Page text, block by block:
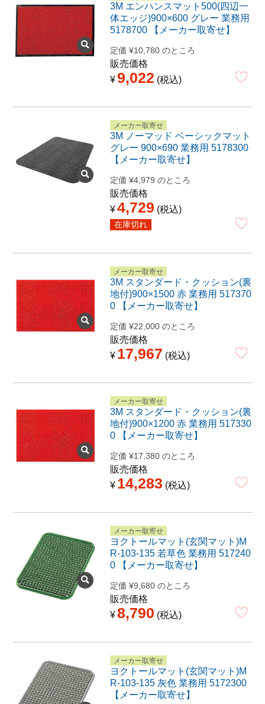
3M エンハンスマット500(四辺一
体エッジ)900×600 グレー 業務用
5178700 【メーカー取寄せ】
定価 ¥10,780 のところ
販売価格
¥9,022 税込
メーカー取寄せ
3M ノーマッド ベーシックマット
グレー 900×690 業務用 5178300
【メーカー取寄せ】
定価 ¥4,979 のところ
販売価格
¥4,729 税込
在庫切れ
メーカー取寄せ
3M スタンダード・クッション(裏
地付)900×1500 赤 業務用 517370
0 【メーカー取寄せ】
定価 ¥22,000 のところ
販売価格
¥ 17,967 税込
メーカー取寄せ
3M スタンダード・クッション(裏
地付)900×1200 赤 業務用 517330
0 【メーカー取寄せ】
定価 ¥17,380 のところ
販売価格
¥ 14,283 税込
メーカー取寄せ
ヨクトールマット(玄関マット)M
R-103-135 若草色 業務用 517240
0 【メーカー取寄せ】
定価 ¥9,680 のところ
販売価格
¥8,790 税込
メーカー取寄せ
ヨクトールマット(玄関マット)M
R-103-135 灰色 業務用 5172300
【メーカー取寄せ】